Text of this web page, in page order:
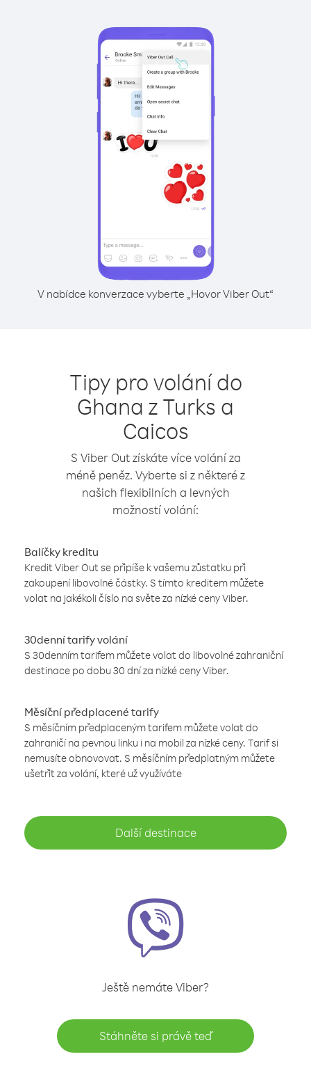
V nabídce konverzace vyberte „Hovor Viber Out“
Tipy pro volání do
Ghana z Turks a
Caicos
S Viber Out získáte více volání za
méně peněz. Vyberte si z některé z
našich flexibilních a levných
možností volání:
Balíčky kreditu
Kredit Viber Out se připíše k vašemu zůstatku při
zakoupení libovolné částky. S tímto kreditem můžete
volat na jakékoli číslo na světe za nízké ceny Viber.
30denní tarify volání
S 30denním tarifem můžete volat do libovolné zahraniční
destinace po dobu 30 dní za nízké ceny Viber.
Měsíční předplacené tarify
S měsíčním předplaceným tarifem můžete volat do
zahraničí na pevnou linku i na mobil za nízké ceny. Tarif si
nemusíte obnovovat. S měsíčním předplatným můžete
ušetřit za volání, které už využíváte
Další destinace
Ještě nemáte Viber?
Stáhněte si právě teď